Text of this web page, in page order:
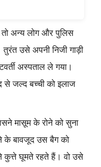
तो अन्य लोग और पुलिस
उसे अपनी निजी गाड़ी
अस्पताल ले गया।
से जल्द बच्ची को इलाज
मासूम के रोने को सुना
के बावजूद उस बैग को
घूमते रहते हैं। वो उसे